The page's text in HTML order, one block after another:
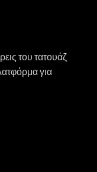
του τατουάζ
για